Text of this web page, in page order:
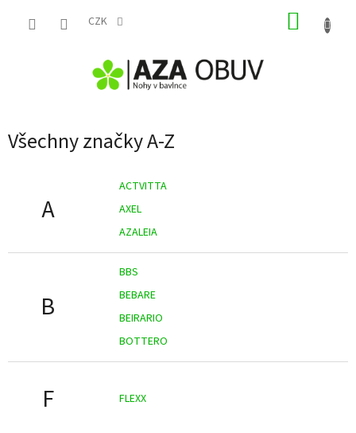
CZK
Všechny značky A-Z
A
ACTVITTA
AXEL
AZALEIA
B
BBS
BEBARE
BEIRARIO
BOTTERO
F FLEXX